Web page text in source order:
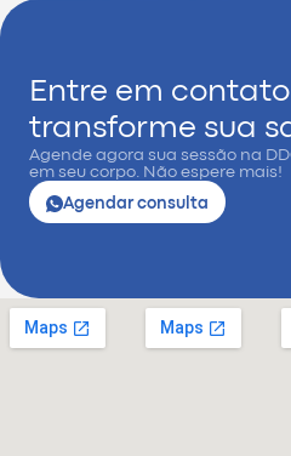
Entre em
transforme sua
Agende agora sua sessão na
em seu corpo. Não espere mais!
Agendar consulta